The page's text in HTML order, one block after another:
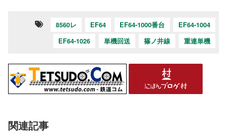
8560レ EF64 EF64-1000番台
EF64-1004
EF64-1026
単機回送 篠ノ井線 重連単機
関連記事